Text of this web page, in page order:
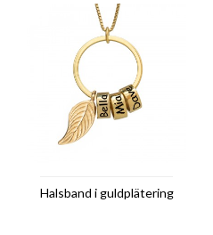
Halsband i guldplätering